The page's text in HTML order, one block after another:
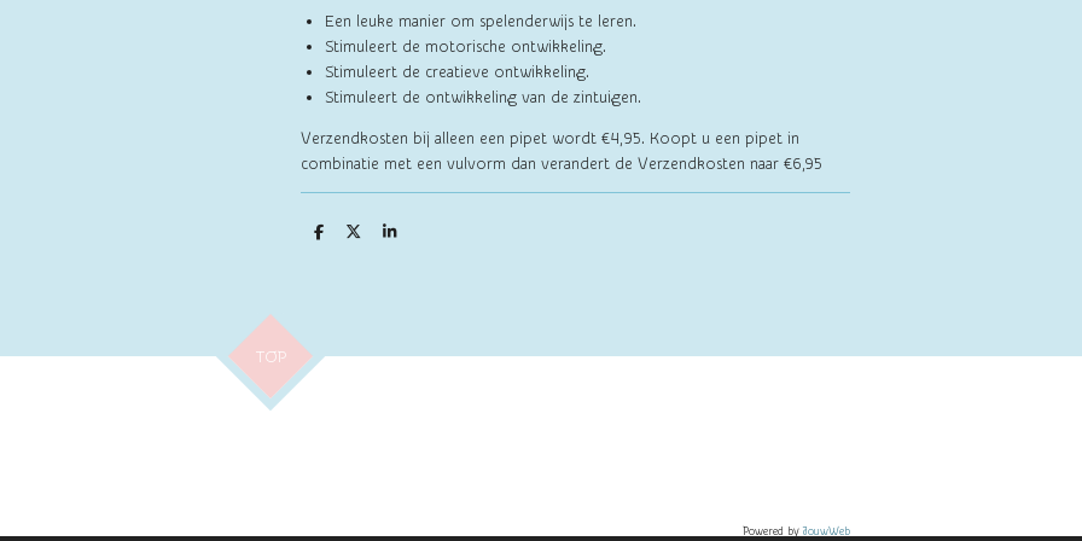
Een leuke manier om spelenderwijs te leren.
Stimuleert de motorische ontwikkeling.
Stimuleert de creatieve ontwikkeling.
Stimuleert de ontwikkeling van de zintuigen.
Verzendkosten bij alleen een pipet wordt €4,95. Koopt u een pipet in
combinatie met een vulvorm dan verandert de Verzendkosten naar €6,95
D
D
S
TOP
Powered by JouwWeb